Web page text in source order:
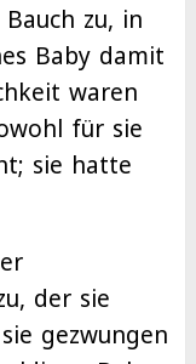
zu, in
Baby damit
waren
für sie
sie hatte
der sie
gezwungen